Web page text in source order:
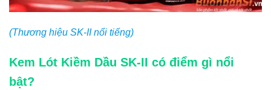
(Thương hiệu SK-II nổi tiếng)
Kem Lót Kiềm Dầu SK-II có điểm gì nổi
bật?